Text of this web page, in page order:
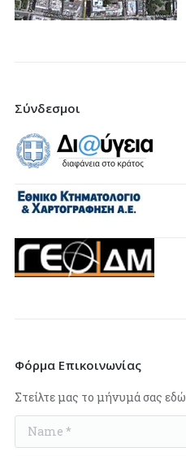
Σύνδεσμοι
Φόρμα Επικοινωνίας
Στείλτε μας το μήνυμά σας εδώ
Name *